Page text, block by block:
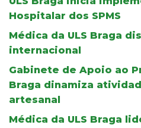
Hospitalar dos SPMS
Médica da ULS Braga
internacional
Gabinete de Apoio ao
Braga dinamiza
artesanal
Médica da ULS Braga